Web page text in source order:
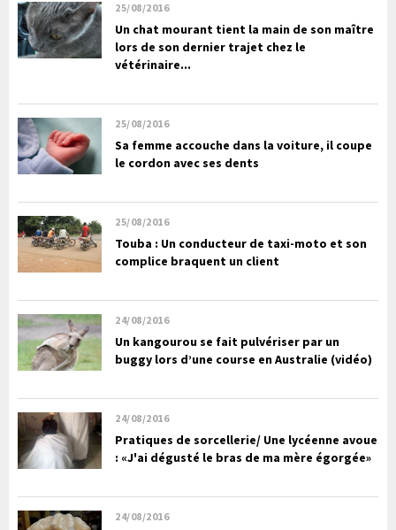
25/08/2016
Un chat mourant tient la main de son maître
lors de son dernier trajet chez le
vétérinaire...
25/08/2016
Sa femme accouche dans la voiture, il coupe
le cordon avec ses dents
25/08/2016
Touba : Un conducteur de taxi-moto et son
complice braquent un client
24/08/2016
Un kangourou se fait pulvériser par un
buggy lors d’une course en Australie (vidéo)
24/08/2016
Pratiques de sorcellerie/ Une lycéenne avoue
: «J'ai dégusté le bras de ma mère égorgée»
24/08/2016